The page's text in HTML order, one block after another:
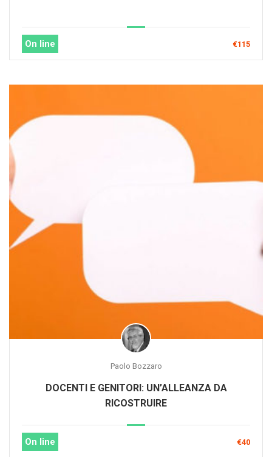
On line €115
Paolo Bozzaro
DOCENTI E GENITORI: UN’ALLEANZA DA
RICOSTRUIRE
On line €40